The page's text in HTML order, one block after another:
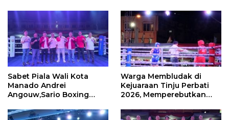
Sabet Piala Wali Kota
Manado Andrei
Angouw,Sario Boxing
Perbati 2026
Warga Membludak di
Kejuaraan Tinju Perbati
2026, Memperebutkan